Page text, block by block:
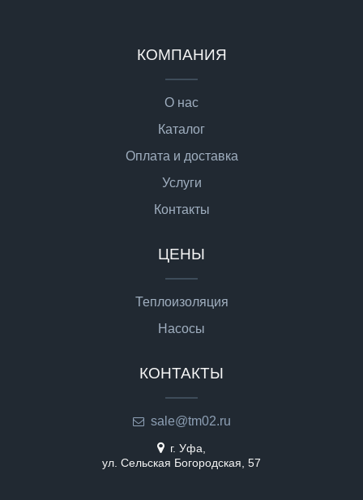
КОМПАНИЯ
О нас
Каталог
Оплата и доставка
Услуги
Контакты
ЦЕНЫ
Теплоизоляция
Насосы
КОНТАКТЫ
sale@tm02.ru
г. Уфа,
ул. Сельская Богородская, 57